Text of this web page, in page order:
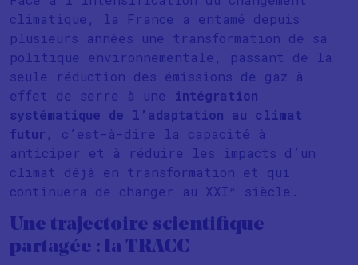
climatique, la France a entamé depuis
plusieurs années une transformation de sa
politique environnementale, passant de la
seule réduction des émissions de gaz à
effet de serre à une intégration
systématique de l’adaptation au climat
futur , c’est-à-dire la capacité à
anticiper et à réduire les impacts d’un
climat déjà en transformation et qui
continuera de changer au XXIᵉ siècle.
Une trajectoire scientifique
partagée : la TRACC